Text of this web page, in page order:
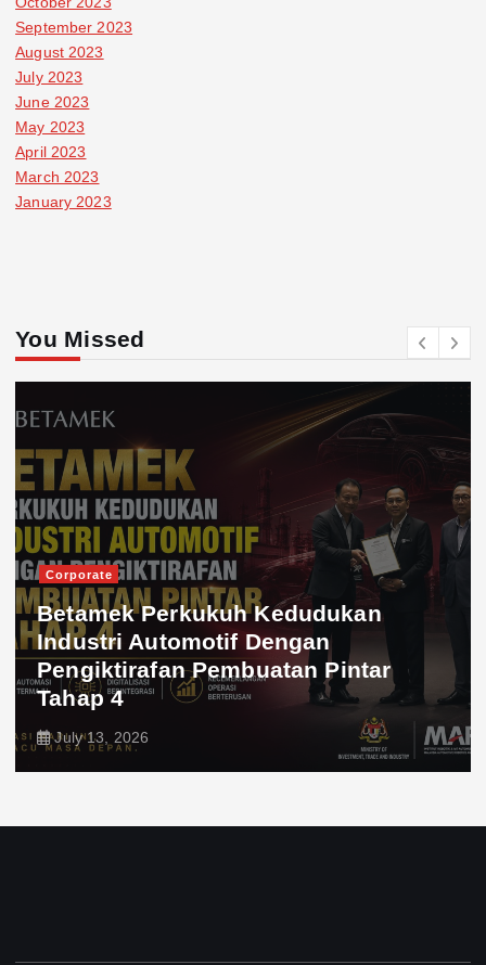
September 2023
August 2023
July 2023
June 2023
May 2023
April 2023
March 2023
January 2023
You Missed
Corporate
Betamek Perkukuh Kedudukan
Industri Automotif Dengan
Pengiktirafan Pembuatan Pintar
Tahap 4
July 13, 2026